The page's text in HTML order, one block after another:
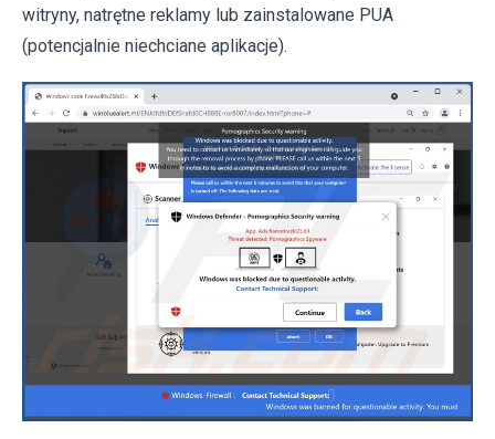
witryny, natrętne reklamy lub zainstalowane PUA
(potencjalnie niechciane aplikacje).